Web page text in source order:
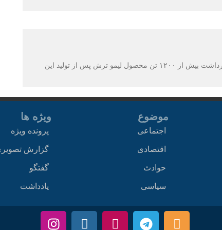
معاون جهاد کشاورزی دزفول گفت: امسال و از ابتدای فصل برداشت بیش از ۱۲۰۰ تن محصول لیمو ترش پس از تولید این
موضوع
اجتماعی
اقتصادی
حوادث
سیاسی
ویژه ها
پرونده ویژه
گزارش
گفتگو
یادداشت